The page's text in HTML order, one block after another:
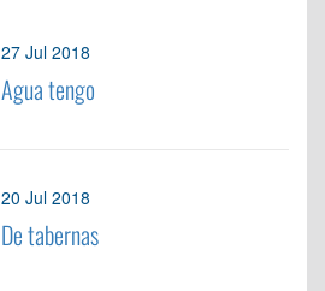
27 Jul 2018
Agua tengo
20 Jul 2018
De tabernas